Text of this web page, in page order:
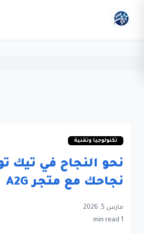
تكنولوجيا وتقنية
نحو النجاح في تيك
نجاحك مع متجر A2G
مارس 5, 2026
1 min read